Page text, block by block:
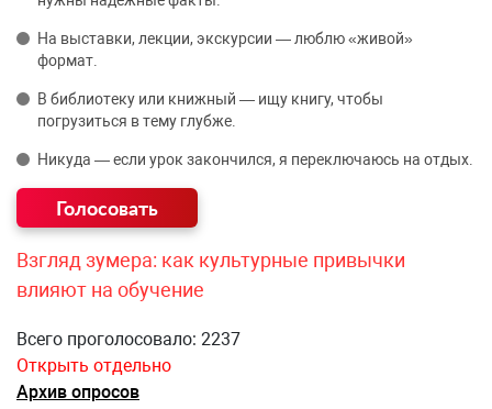
На выставки, лекции, экскурсии — люблю «живой»
формат.
В библиотеку или книжный — ищу книгу, чтобы
погрузиться в тему глубже.
Никуда — если урок закончился, я переключаюсь на отдых.
Взгляд зумера: как культурные привычки
влияют на обучение
Всего проголосовало: 2237
Открыть отдельно
Архив опросов